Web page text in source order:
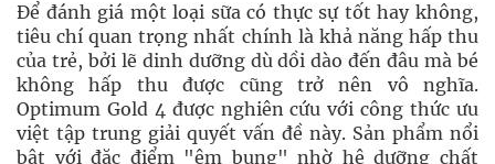
Để đánh giá một loại sữa có thực sự tốt hay không,
tiêu chí quan trọng nhất chính là khả năng hấp thu
của trẻ, bởi lẽ dinh dưỡng dù dồi dào đến đâu mà bé
không hấp thu được cũng trở nên vô nghĩa.
Optimum Gold 4 được nghiên cứu với công thức ưu
việt tập trung giải quyết vấn đề này. Sản phẩm nổi
bật với đặc điểm "êm bụng" nhờ hệ dưỡng chất